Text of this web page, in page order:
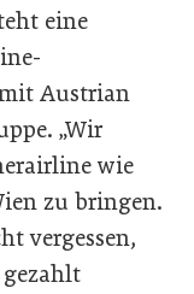
eine
Austrian
„Wir
wie
zu bringen.
vergessen,
gezahlt